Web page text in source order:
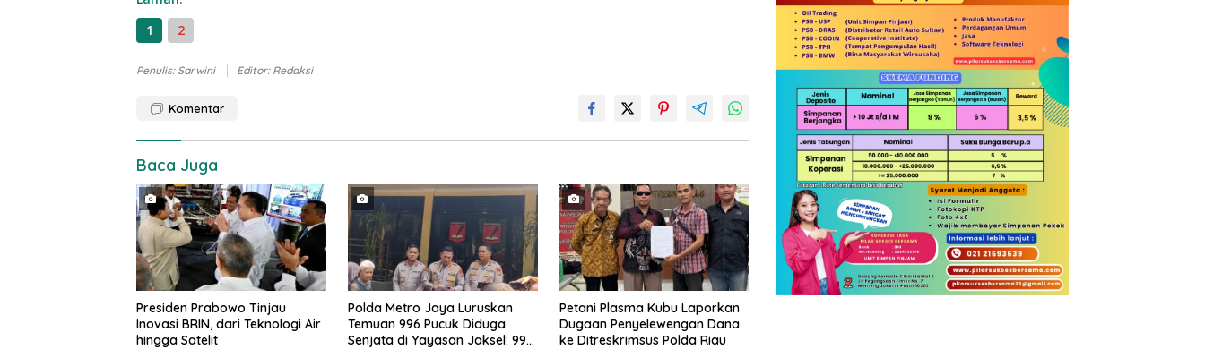
1
2
Penulis: Sarwini Editor: Redaksi
Komentar
Baca Juga
Presiden Prabowo Tinjau
Inovasi BRIN, dari Teknologi Air
hingga Satelit
Polda Metro Jaya Luruskan
Temuan 996 Pucuk Diduga
Senjata di Yayasan Jaksel: 995
Petani Plasma Kubu Laporkan
Dugaan Penyelewengan Dana
ke Ditreskrimsus Polda Riau